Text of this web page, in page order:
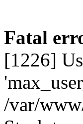
Fatal
[1226]
/var/